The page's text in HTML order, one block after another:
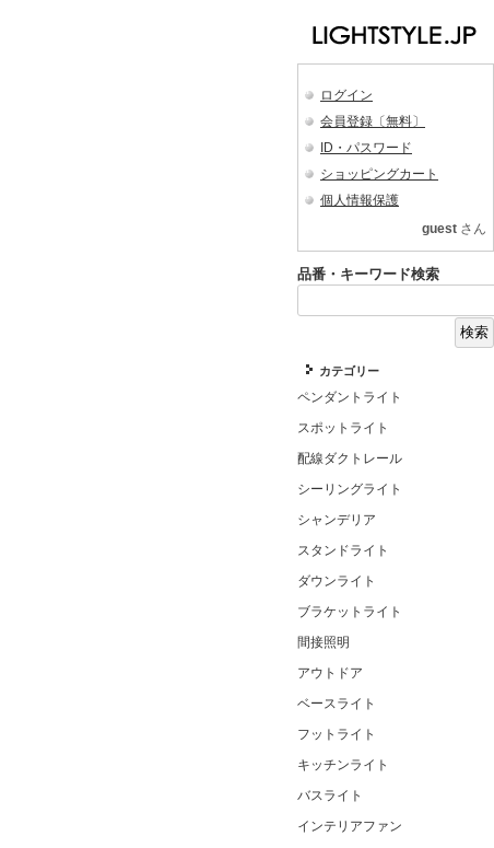
ログイン
会員登録〔無料〕
ID・パスワード
ショッピングカート
個人情報保護
guest さん
品番・キーワード検索
カテゴリー
ペンダントライト
スポットライト
配線ダクトレール
シーリングライト
シャンデリア
スタンドライト
ダウンライト
ブラケットライト
間接照明
アウトドア
ベースライト
フットライト
キッチンライト
バスライト
インテリアファン